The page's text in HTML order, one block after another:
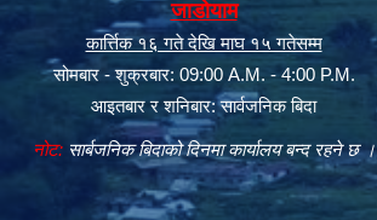
जाडोयाम
कार्त्तिक १६ गते देखि माघ १५ गतेसम्म
सोमबार - शुक्रबार: 09:00 A.M. - 4:00 P.M.
आइतबार र शनिबार: सार्वजनिक बिदा
नोट:सार्बजनिक बिदाको दिनमा कार्यालय बन्द रहने छ ।